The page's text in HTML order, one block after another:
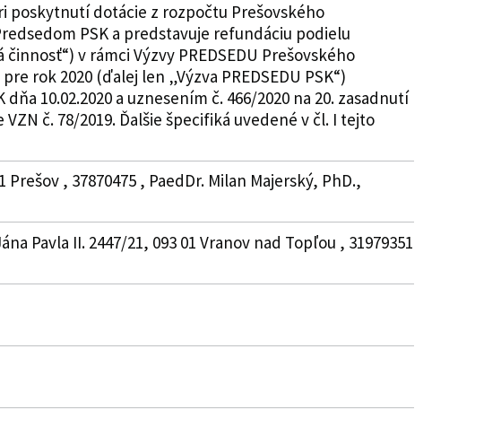
poskytnutí dotácie z rozpočtu Prešovského
PSK a predstavuje refundáciu podielu
v rámci Výzvy PREDSEDU Prešovského
rok 2020 (ďalej len „Výzva PREDSEDU PSK“)
10.02.2020 a uznesením č. 466/2020 na 20. zasadnutí
č. 78/2019. Ďalšie špecifiká uvedené v čl. I tejto
, 37870475 , PaedDr. Milan Majerský, PhD.,
Pavla II. 2447/21, 093 01 Vranov nad Topľou , 31979351